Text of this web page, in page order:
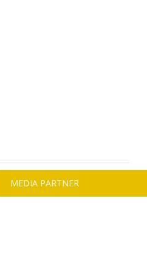
MEDIA PARTNER